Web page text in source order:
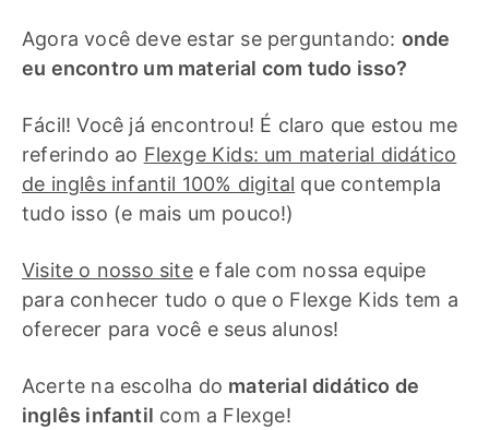
Agora você deve estar se perguntando: onde
eu encontro um material com tudo isso?
Fácil! Você já encontrou! É claro que estou me
referindo ao Flexge Kids: um material didático
de inglês infantil 100% digital que contempla
tudo isso (e mais um pouco!)
Visite o nosso sitee fale com nossa equipe
para conhecer tudo o que o Flexge Kids tem a
oferecer para você e seus alunos!
Acerte na escolha do material didático de
inglês infantil com a Flexge!